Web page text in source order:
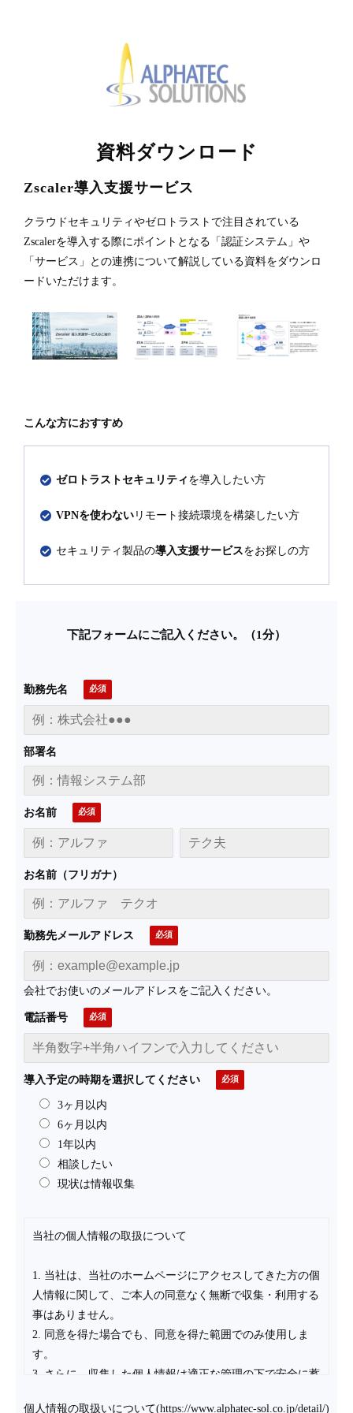
資料ダウンロード
Zscaler導入支援サービス
クラウドセキュリティやゼロトラストで注目されている
Zscalerを導入する際にポイントとなる「認証システム」や
「サービス」との連携について解説している資料をダウンロ
ードいただけます。
こんな方におすすめ
ゼロトラストセキュリティを導入したい方
VPNを使わないリモート接続環境を構築したい方
セキュリティ製品の導入支援サービスをお探しの方
下記フォームにご記入ください。（1分）
勤務先名
部署名
お名前
お名前（フリガナ）
勤務先メールアドレス
会社でお使いのメールアドレスをご記入ください。
電話番号
導入予定の時期を選択してください
3ヶ月以内
6ヶ月以内
1年以内
相談したい
現状は情報収集
当社の個人情報の取扱について
1. 当社は、当社のホームページにアクセスしてきた方の個
人情報に関して、ご本人の同意なく無断で収集・利用する
事はありません。
2. 同意を得た場合でも、同意を得た範囲でのみ使用しま
す。
3. さらに、収集した個人情報は適正な管理の下で安全に蓄
個人情報の取扱いについて(https://www.alphatec-sol.co.jp/detail/)